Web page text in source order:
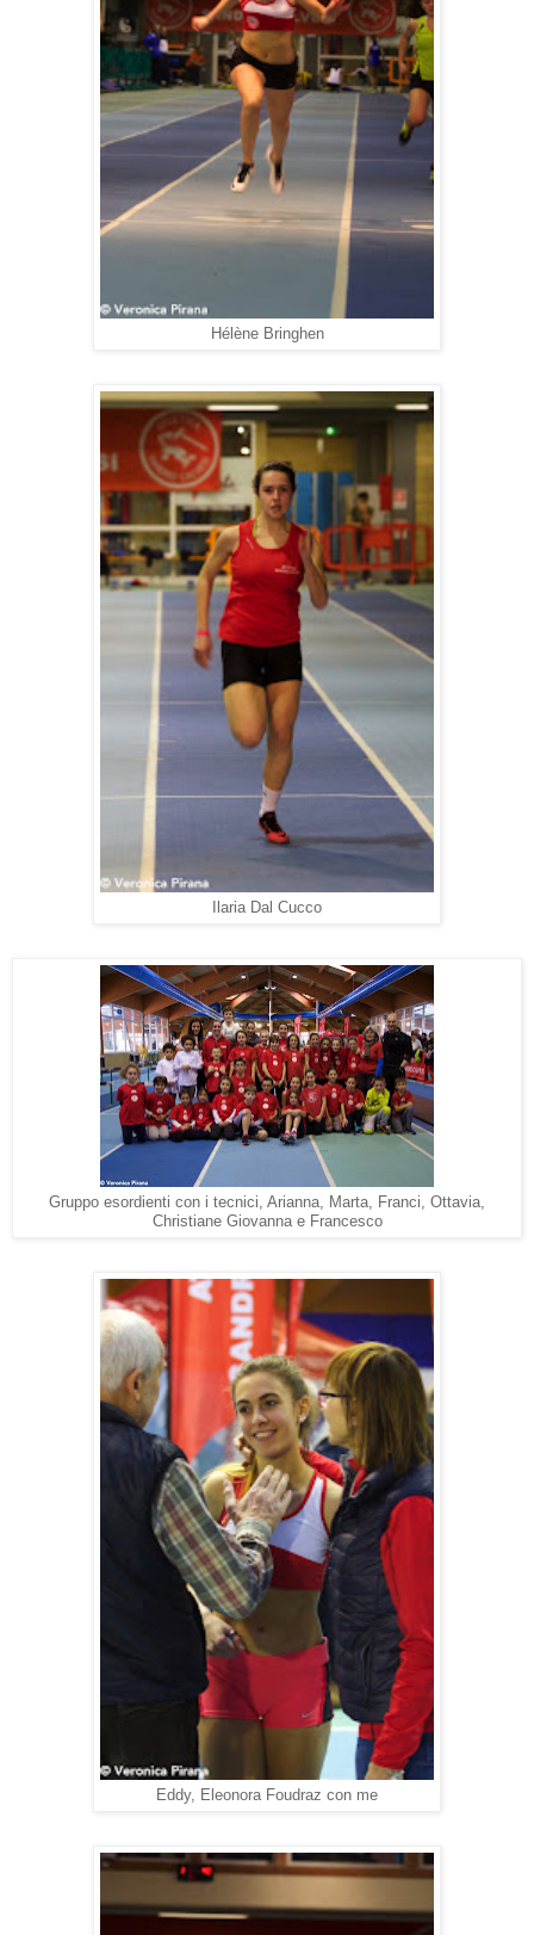
Hélène Bringhen
Ilaria Dal Cucco
Gruppo esordienti con i tecnici, Arianna, Marta, Franci, Ottavia,
Christiane Giovanna e Francesco
Eddy, Eleonora Foudraz con me